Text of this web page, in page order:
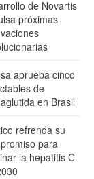
de Novartis
próximas
aprueba cinco
de
en Brasil
refrenda su
para
la hepatitis C